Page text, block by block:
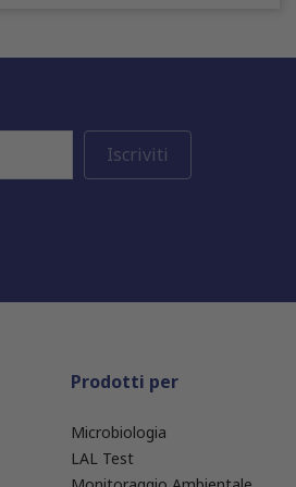
Prodotti per
Microbiologia
LAL Test